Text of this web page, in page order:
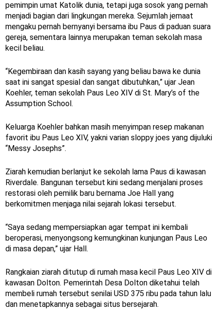
pemimpin umat Katolik dunia, tetapi juga sosok yang pernah
menjadi bagian dari lingkungan mereka. Sejumlah jemaat
mengaku pernah bernyanyi bersama ibu Paus di paduan suara
gereja, sementara lainnya merupakan teman sekolah masa
kecil beliau.
“Kegembiraan dan kasih sayang yang beliau bawa ke dunia
saat ini sangat spesial dan sangat dibutuhkan,” ujar Jean
Koehler, teman sekolah Paus Leo XIV di St. Mary’s of the
Assumption School.
Keluarga Koehler bahkan masih menyimpan resep makanan
favorit ibu Paus Leo XIV, yakni varian sloppy joes yang dijuluki
“Messy Josephs”.
Ziarah kemudian berlanjut ke sekolah lama Paus di kawasan
Riverdale. Bangunan tersebut kini sedang menjalani proses
restorasi oleh pemilik baru bernama Joe Hall yang
berkomitmen menjaga nilai sejarah lokasi tersebut.
“Saya sedang mempersiapkan agar tempat ini kembali
beroperasi, menyongsong kemungkinan kunjungan Paus Leo
di masa depan,” ujar Hall.
Rangkaian ziarah ditutup di rumah masa kecil Paus Leo XIV di
kawasan Dolton. Pemerintah Desa Dolton diketahui telah
membeli rumah tersebut senilai USD 375 ribu pada tahun lalu
dan menetapkannya sebagai situs bersejarah.